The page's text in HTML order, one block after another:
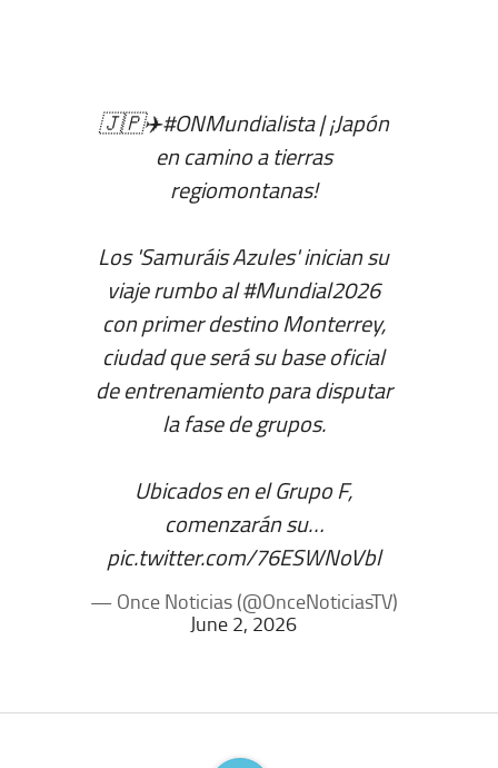
🇯🇵✈️#ONMundialista| ¡Japón
en camino a tierras
regiomontanas!
Los 'Samuráis Azules' inician su
viaje rumbo al#Mundial2026
con primer destino Monterrey,
ciudad que será su base oficial
de entrenamiento para disputar
la fase de grupos.
Ubicados en el Grupo F,
comenzarán su…
pic.twitter.com/76ESWNoVbl
— Once Noticias (@OnceNoticiasTV)
June 2, 2026